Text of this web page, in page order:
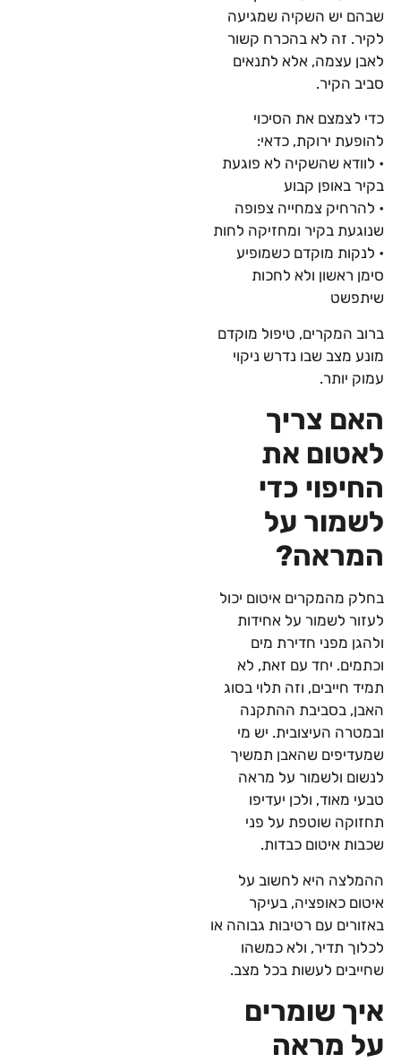
שבהם יש השקיה שמגיעה
לקיר. זה לא בהכרח קשור
לאבן עצמה, אלא לתנאים
סביב הקיר.
כדי לצמצם את הסיכוי
להופעת ירוקת, כדאי:
• לוודא שהשקיה לא פוגעת
בקיר באופן קבוע
• להרחיק צמחייה צפופה
שנוגעת בקיר ומחזיקה לחות
• לנקות מוקדם כשמופיע
סימן ראשון ולא לחכות
שיתפשט
ברוב המקרים, טיפול מוקדם
מונע מצב שבו נדרש ניקוי
עמוק יותר.
האם צריך
לאטום את
החיפוי כדי
לשמור על
המראה?
בחלק מהמקרים איטום יכול
לעזור לשמור על אחידות
ולהגן מפני חדירת מים
וכתמים. יחד עם זאת, לא
תמיד חייבים, וזה תלוי בסוג
האבן, בסביבת ההתקנה
ובמטרה העיצובית. יש מי
שמעדיפים שהאבן תמשיך
לנשום ולשמור על מראה
טבעי מאוד, ולכן יעדיפו
תחזוקה שוטפת על פני
שכבות איטום כבדות.
ההמלצה היא לחשוב על
איטום כאופציה, בעיקר
באזורים עם רטיבות גבוהה או
לכלוך תדיר, ולא כמשהו
שחייבים לעשות בכל מצב.
איך שומרים
על מראה